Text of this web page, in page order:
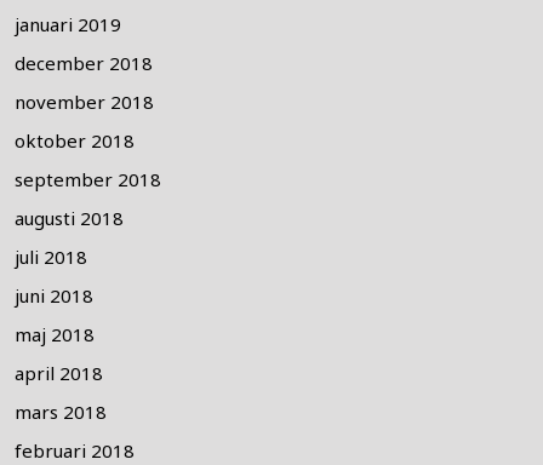
januari 2019
december 2018
november 2018
oktober 2018
september 2018
augusti 2018
juli 2018
juni 2018
maj 2018
april 2018
mars 2018
februari 2018